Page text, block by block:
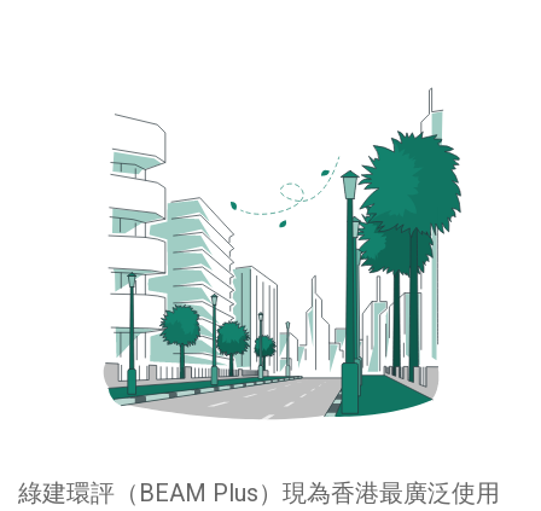
綠建環評（BEAM Plus）現為香港最廣泛使用